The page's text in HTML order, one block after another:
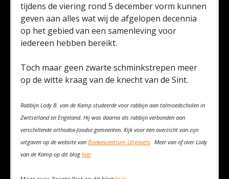
tijdens de viering rond 5 december vorm kunnen
geven aan alles wat wij de afgelopen decennia
op het gebied van een samenleving voor
iedereen hebben bereikt.
Toch maar geen zwarte schminkstrepen meer
op de witte kraag van de knecht van de Sint.
Rabbijn Lody B. van de Kamp studeerde voor rabbijn aan talmoedscholen in
Zwitserland en Engeland. Hij was daarna als rabbijn verbonden aan
verschillende orthodox-Joodse gemeenten. Kijk voor een overzicht van zijn
uitgaven op de website van Boekencentrum Uitgevers. Meer van of over Lody
van de Kamp op dit blog hier